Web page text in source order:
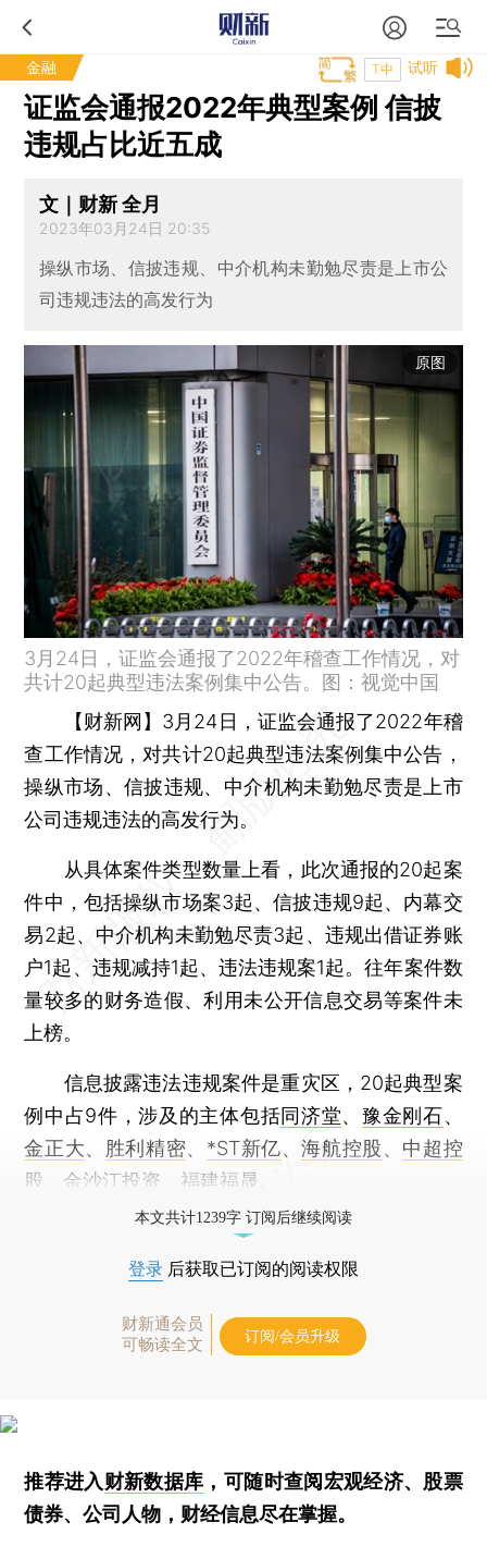
金融 试听
T中
证监会通报2022年典型案例 信披
违规占比近五成
文｜财新 全月
2023年03月24日 20:35
操纵市场、信披违规、中介机构未勤勉尽责是上市公
司违规违法的高发行为
原图
3月24日，证监会通报了2022年稽查工作情况，对
共计20起典型违法案例集中公告。图：视觉中国
【财新网】 3月24日，证监会通报了2022年稽
查工作情况，对共计20起典型违法案例集中公告，
操纵市场、信披违规、中介机构未勤勉尽责是上市
公司违规违法的高发行为。
从具体案件类型数量上看，此次通报的20起案
件中，包括操纵市场案3起、信披违规9起、内幕交
易2起、中介机构未勤勉尽责3起、违规出借证券账
户1起、违规减持1起、违法违规案1起。往年案件数
量较多的财务造假、利用未公开信息交易等案件未
上榜。
信息披露违法违规案件是重灾区，20起典型案
例中占9件，涉及的主体包括同济堂、 豫金刚石、
金正大、 胜利精密、 *ST新亿、海航控股、 中超控
股
金沙江投资 福建福晟
本文共计1239字 订阅后继续阅读
登录 后获取已订阅的阅读权限
财新通会员
可畅读全文
订阅/会员升级
推荐进入财新数据库 ，可随时查阅宏观经济、股票
债券、公司人物，财经信息尽在掌握。